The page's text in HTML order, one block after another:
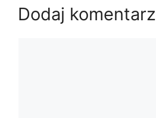
Dodaj komentarz